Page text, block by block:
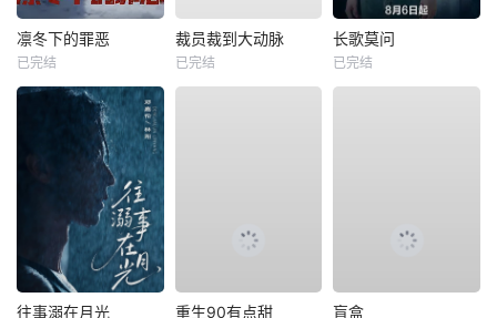
凛冬下的罪恶
已完结
裁员裁到大动脉
已完结
长歌莫问
已完结
往事溺在月光 重生90有点甜 盲盒